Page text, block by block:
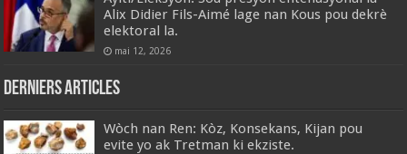
Alix Didier Fils-Aimé lage nan Kous pou dekrè
elektoral la.
mai 12, 2026
Derniers articles
Wòch nan Ren: Kòz, Konsekans, Kijan pou
evite yo ak Tretman ki ekziste.